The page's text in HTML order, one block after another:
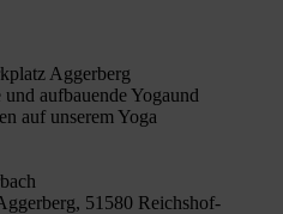
Aggerberg
aufbauende Yogaund
auf unserem Yoga
51580 Reichshof-